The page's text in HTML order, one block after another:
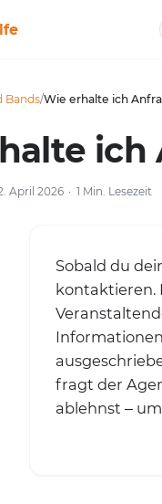
Bands/Wie erhalte ich
April 2026 1 Min. Lesezeit
Sobald du
kontaktieren.
fragt der
ablehnst –